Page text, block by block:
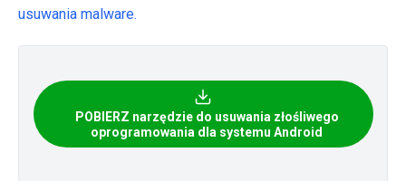
usuwania malware.
POBIERZ narzędzie do usuwania złośliwego
oprogramowania dla systemu Android